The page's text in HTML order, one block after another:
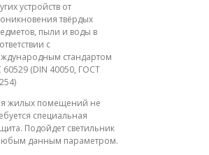
устройств от
твёрдых
пыли и воды в
с
стандартом
60529 (DIN 40050, ГОСТ
жилых помещений не
специальная
Подойдет светильник
данным параметром.